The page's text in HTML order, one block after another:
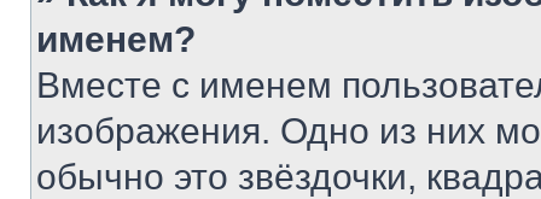
именем?
Вместе с именем
изображения. Одно из них
обычно это звёздочки,